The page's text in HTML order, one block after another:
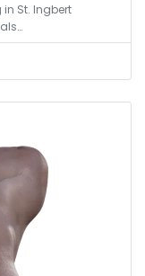
in St. Ingbert